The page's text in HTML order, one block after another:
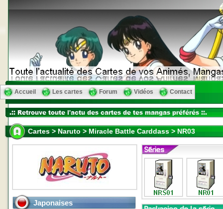
Accueil Les cartes Forum Vidéos Contact
Cartes > Naruto > Miracle Battle Carddass > NR03
Japonaises